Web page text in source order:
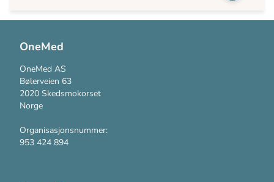
OneMed
OneMed AS
Bølerveien 63
2020 Skedsmokorset
Norge
Organisasjonsnummer:
953 424 894